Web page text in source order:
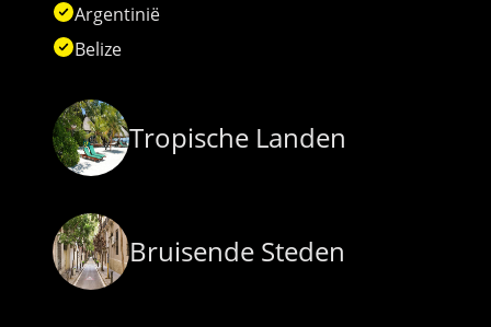
Argentinië
Belize
Tropische Landen
Bruisende Steden